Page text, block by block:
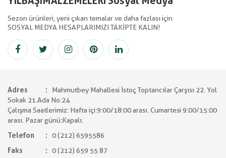
Sezon ürünleri, yeni çıkan temalar ve daha fazlası için
SOSYAL MEDYA HESAPLARIMIZI TAKİPTE KALIN!
Adres
Mahmutbey Mahallesi İstoç Toptancılar Çarşısı 22. Yol
Sokak 21.Ada No:24
Çalışma Saatlerimiz: Hafta içi:9:00/18:00 arası. Cumartesi 9:00/15:00
arası. Pazar günü:Kapalı.
Telefon
0 (212) 6595586
Faks
0 (212) 659 55 87